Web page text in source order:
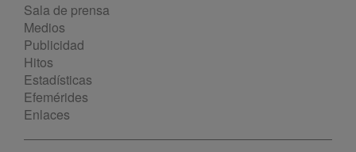
Sala de prensa
Medios
Publicidad
Hitos
Estadísticas
Efemérides
Enlaces